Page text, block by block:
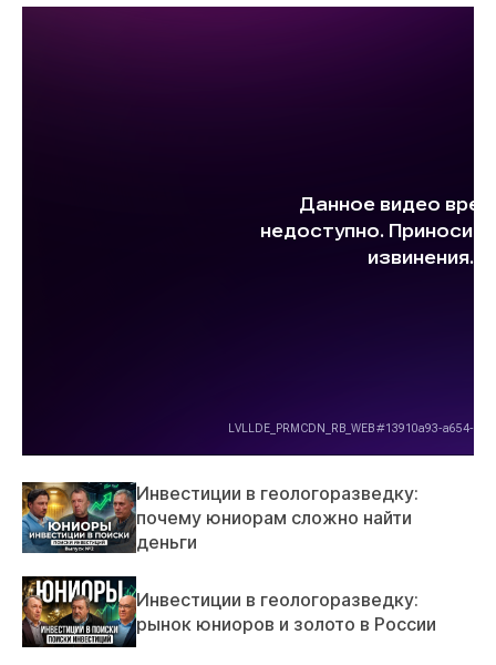
Инвестиции в геологоразведку:
почему юниорам сложно найти
деньги
Инвестиции в геологоразведку:
рынок юниоров и золото в России